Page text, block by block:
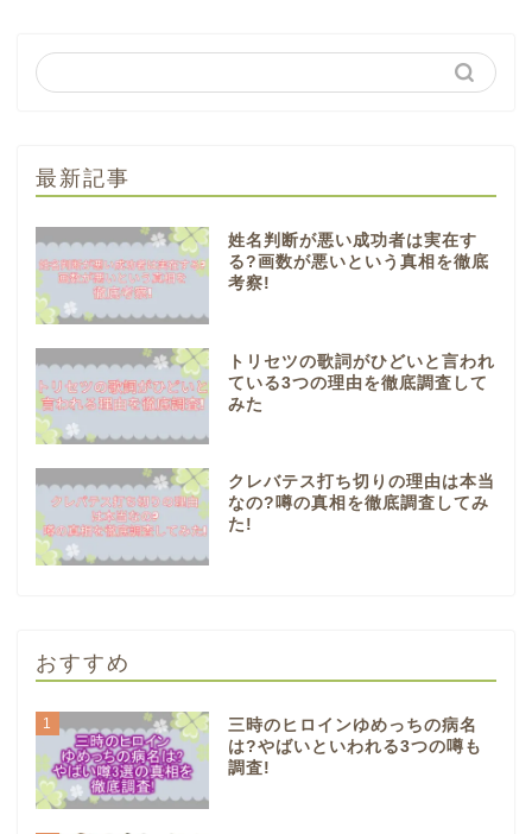
最新記事
姓名判断が悪い成功者は実在す
る?画数が悪いという真相を徹底
考察!
トリセツの歌詞がひどいと言われ
ている3つの理由を徹底調査して
みた
クレバテス打ち切りの理由は本当
なの?噂の真相を徹底調査してみ
た!
おすすめ
1
三時のヒロインゆめっちの病名
は?やばいといわれる3つの噂も
調査!